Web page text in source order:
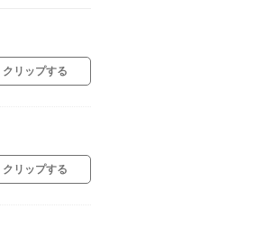
クリップする
クリップする